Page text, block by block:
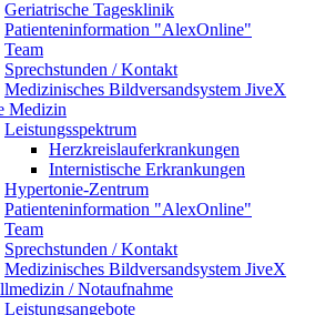
Geriatrische Tagesklinik
Patienteninformation "AlexOnline"
Team
Sprechstunden / Kontakt
Medizinisches Bildversandsystem JiveX
Medizin
Leistungsspektrum
Herzkreislauferkrankungen
Internistische Erkrankungen
Hypertonie-Zentrum
Patienteninformation "AlexOnline"
Team
Sprechstunden / Kontakt
Medizinisches Bildversandsystem JiveX
/ Notaufnahme
Leistungsangebote